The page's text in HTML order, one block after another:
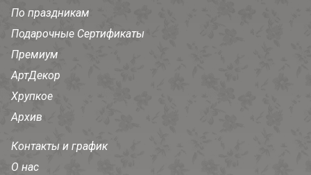
По праздникам
Подарочные Сертификаты
Премиум
АртДекор
Хрупкое
Архив
Контакты и график
О нас